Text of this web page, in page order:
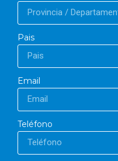
Pais
Email
Teléfono